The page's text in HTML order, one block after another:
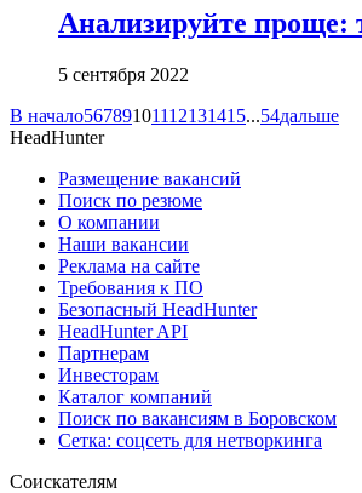
Анализируйте проще:
5 сентября 2022
В начало56789101112131415...54дальше
HeadHunter
Размещение вакансий
Поиск по резюме
О компании
Наши вакансии
Реклама на сайте
Требования к ПО
Безопасный HeadHunter
HeadHunter API
Партнерам
Инвесторам
Каталог компаний
Поиск по вакансиям в Боровском
Сетка: соцсеть для нетворкинга
Соискателям